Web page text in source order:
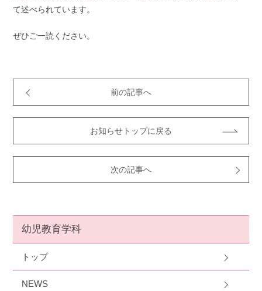
て述べられています。
ぜひご一読ください。
前の記事へ
お知らせトップに戻る
次の記事へ
幼児教育学科
トップ
NEWS